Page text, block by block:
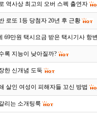
역사상 최고의 오버 스펙 출연자
로또 1등 당첨자 20년 후 근황
69만원 택시요금 받은 택시기사 항
록 지능이 낮아질까?
한 신개념 도둑
살인 여성이 피해자들 꼬신 방법
리는 소개팅룩